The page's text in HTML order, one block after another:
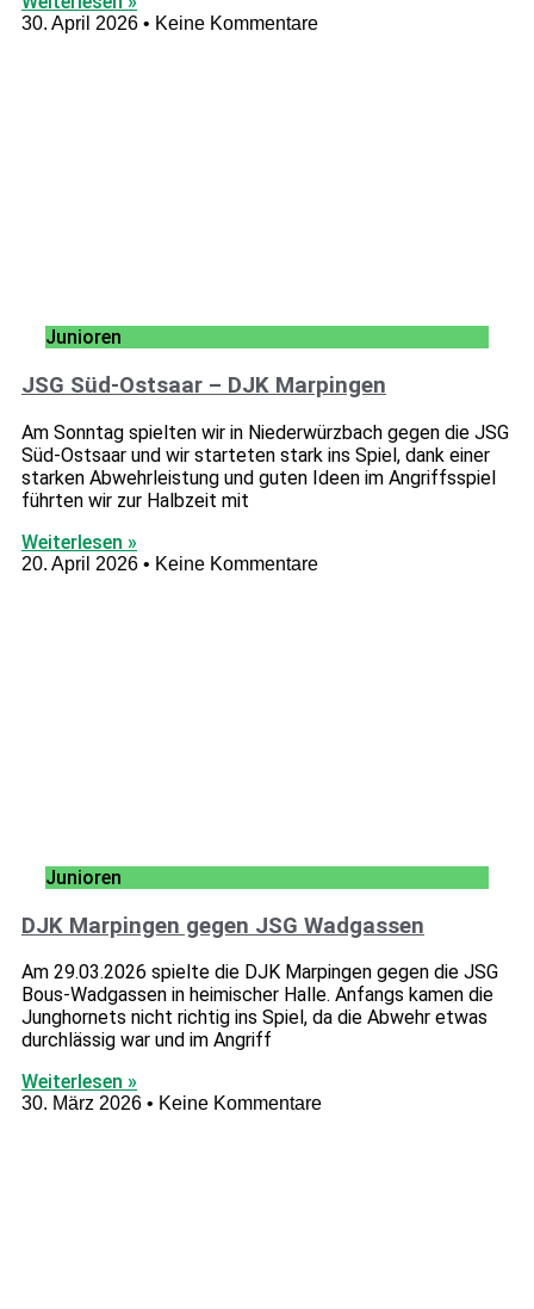
30. April 2026 Keine Kommentare
Junioren
JSG Süd-Ostsaar – DJK Marpingen
Am Sonntag spielten wir in Niederwürzbach gegen die JSG
Süd-Ostsaar und wir starteten stark ins Spiel, dank einer
starken Abwehrleistung und guten Ideen im Angriffsspiel
führten wir zur Halbzeit mit
Weiterlesen »
20. April 2026 Keine Kommentare
Junioren
DJK Marpingen gegen JSG Wadgassen
Am 29.03.2026 spielte die DJK Marpingen gegen die JSG
Bous-Wadgassen in heimischer Halle. Anfangs kamen die
Junghornets nicht richtig ins Spiel, da die Abwehr etwas
durchlässig war und im Angriff
Weiterlesen »
30. März 2026 Keine Kommentare